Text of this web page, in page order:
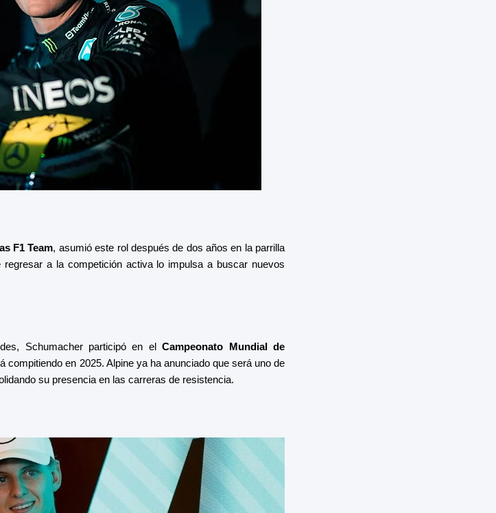
F1 Team, asumió este rol después de dos años en la parrilla
a la competición activa lo impulsa a buscar nuevos
Schumacher participó en elCampeonato Mundial de
compitiendo en 2025. Alpine ya ha anunciado que será uno de
su presencia en las carreras de resistencia.